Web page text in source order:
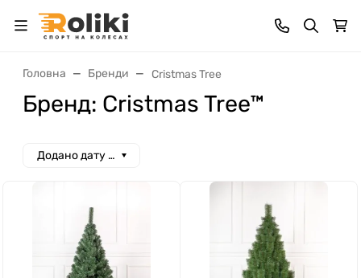
Головна Бренди Cristmas Tree
Бренд: Cristmas Tree™
Додано дату спад